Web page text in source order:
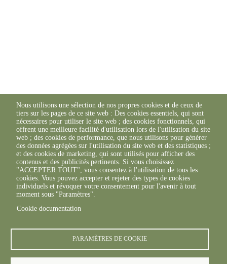
Nous utilisons une sélection de nos propres cookies et de ceux de
tiers sur les pages de ce site web : Des cookies essentiels, qui sont
nécessaires pour utiliser le site web ; des cookies fonctionnels, qui
offrent une meilleure facilité d'utilisation lors de l'utilisation du site
web ; des cookies de performance, que nous utilisons pour générer
des données agrégées sur l'utilisation du site web et des statistiques ;
et des cookies de marketing, qui sont utilisés pour afficher des
contenus et des publicités pertinents. Si vous choisissez
"ACCEPTER TOUT", vous consentez à l'utilisation de tous les
cookies. Vous pouvez accepter et rejeter des types de cookies
individuels et révoquer votre consentement pour l'avenir à tout
moment sous "Paramètres".
Cookie documentation
PARAMÈTRES DE COOKIE